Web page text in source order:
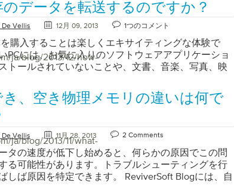
ja/blog/2013/12/how-
のデータを転送するのですか？
De Vellis 12月 09, 2013 1つのコメント
購入することは楽しくエキサイティングな体験で
PCには、お気に入りのソフトウェアアプリケーショ
トールされていないことや、文書、音楽、写真、映
ます。すべてあなたの古いコンピュータのように完
されています。 マイクロソフトでは非常にクールな
ションを使用しているため、誰でも簡単にストレス
ンピュータ間でデータを転送するプロセスが実現し
ールなのは、Windows 8、Windows 7、Windows
XPまでさまざまなWindowsバージョン間でデー
きるということです。このアプリケーションは
Transferと呼ばれ、Vistaの後のすべてのWindows
にあらかじめインストールされているプログラムで
ja/blog/2013/11/what-
き、空き物理メモリの違いは何で
De Vellis 11月 28, 2013 2 Comments
タの速度が低下し始めると、何らかの原因でこの問
る可能性があります。トラブルシューティングを行
しば原因を特定できます。 ReviverSoft Blogには、自